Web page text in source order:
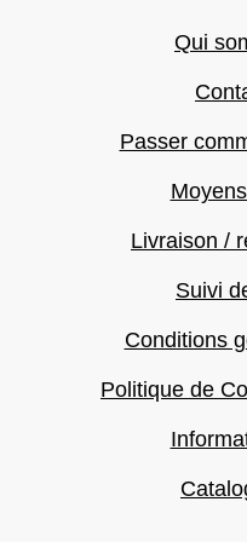
Qui
Passer
Livraison /
Suivi
Conditions
Politique de